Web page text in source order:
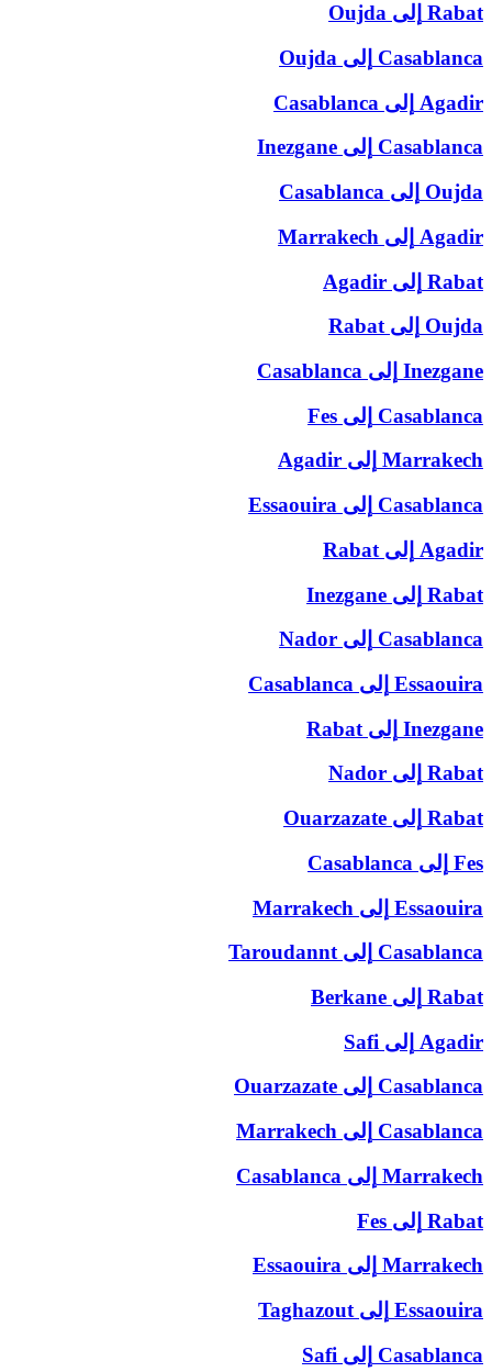
Rabat إلى Oujda
Casablanca إلى Oujda
Agadir إلى Casablanca
Casablanca إلى Inezgane
Oujda إلى Casablanca
Agadir إلى Marrakech
Rabat إلى Agadir
Oujda إلى Rabat
Inezgane إلى Casablanca
Casablanca إلى Fes
Marrakech إلى Agadir
Casablanca إلى Essaouira
Agadir إلى Rabat
Rabat إلى Inezgane
Casablanca إلى Nador
Essaouira إلى Casablanca
Inezgane إلى Rabat
Rabat إلى Nador
Rabat إلى Ouarzazate
Fes إلى Casablanca
Essaouira إلى Marrakech
Casablanca إلى Taroudannt
Rabat إلى Berkane
Agadir إلى Safi
Casablanca إلى Ouarzazate
Casablanca إلى Marrakech
Marrakech إلى Casablanca
Rabat إلى Fes
Marrakech إلى Essaouira
Essaouira إلى Taghazout
Casablanca إلى Safi